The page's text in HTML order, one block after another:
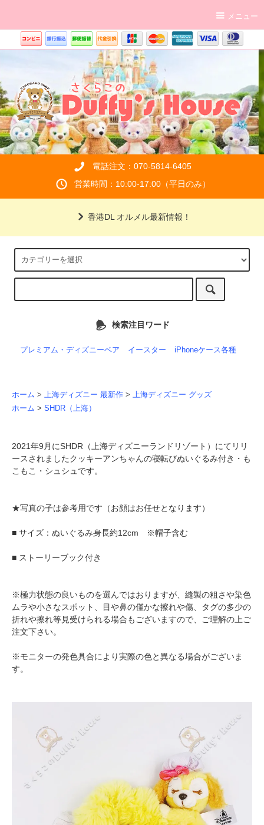
メニュー
電話注文：070-5814-6405
営業時間：10:00-17:00（平日のみ）
香港DL オルメル最新情報！
検索注目ワード
プレミアム・ディズニーベア イースター iPhoneケース各種
ホーム > 上海ディズニー 最新作 > 上海ディズニー グッズ
ホーム > SHDR（上海）
2021年9月にSHDR（上海ディズニーランドリゾート）にてリリ
ースされましたクッキーアンちゃんの寝転びぬいぐるみ付き・も
こもこ・シュシュです。
★写真の子は参考用です（お顔はお任せとなります）
■ サイズ：ぬいぐるみ身長約12cm ※帽子含む
■ ストーリーブック付き
※極力状態の良いものを選んではおりますが、縫製の粗さや染色
ムラや小さなスポット、目や鼻の僅かな擦れや傷、タグの多少の
折れや擦れ等見受けられる場合もございますので、ご理解の上ご
注文下さい。
※モニターの発色具合により実際の色と異なる場合がございま
す。